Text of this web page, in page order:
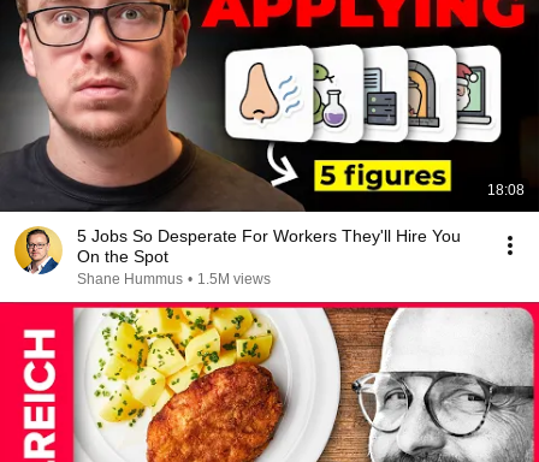
18:08
5 Jobs So Desperate For Workers They'll Hire You
On the Spot
Shane Hummus • 1.5M views